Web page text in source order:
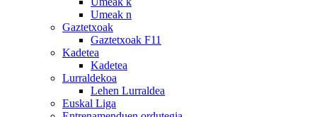
Umeak n
Gaztetxoak
Gaztetxoak F11
Kadetea
Kadetea
Lurraldekoa
Lehen Lurraldea
Euskal Liga